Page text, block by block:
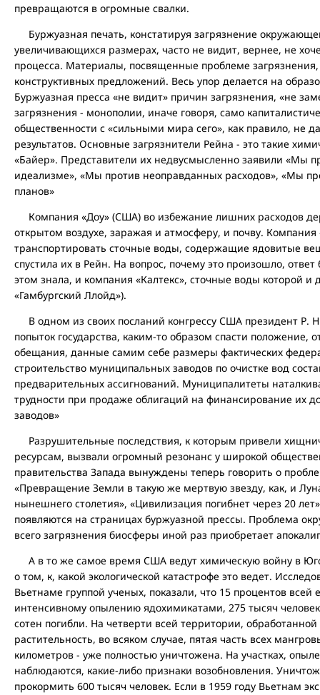
превращаются в огромные свалки.
Буржуазная печать, констатируя загрязнение
увеличивающихся размерах, часто не видит, вернее, не
процесса. Материалы, посвященные проблеме
конструктивных предложений. Весь упор делается на
Буржуазная пресса «не видит» причин загрязнения, «не
загрязнения - монополии, иначе говоря, само
общественности с «сильными мира сего», как правило, не
результатов. Основные загрязнители Рейна - это такие
«Байер». Представители их недвусмысленно заявили «Мы
идеализме», «Мы против неоправданных расходов», «Мы
планов»
Компания «Доу» (США) во избежание лишних расходов
открытом воздухе, заражая и атмосферу, и почву.
транспортировать сточные воды, содержащие ядовитые
спустила их в Рейн. На вопрос, почему это произошло,
этом знала, и компания «Калтекс», сточные воды которой
«Гамбургский Ллойд»).
В одном из своих посланий конгрессу США президент Р.
попыток государства, каким-то образом спасти
обещания, данные самим себе размеры фактических
строительство муниципальных заводов по очистке вод
предварительных ассигнований. Муниципалитеты
трудности при продаже облигаций на финансирование их
заводов»
Разрушительные последствия, к которым привели
ресурсам, вызвали огромный резонанс у широкой
правительства Запада вынуждены теперь говорить о
«Превращение Земли в такую же мертвую звезду, как, и
нынешнего столетия», «Цивилизация погибнет через 20
появляются на страницах буржуазной прессы. Проблема
всего загрязнения биосферы иной раз приобретает
А в то же самое время США ведут химическую войну в
о том, к, какой экологической катастрофе это ведет.
Вьетнаме группой ученых, показали, что 15 процентов всей
интенсивному опылению ядохимикатами, 275 тысяч
сотен погибли. На четверти всей территории,
растительность, во всяком случае, пятая часть всех
километров - уже полностью уничтожена. На участках,
наблюдаются, какие-либо признаки возобновления.
прокормить 600 тысяч человек. Если в 1959 году Вьетнам